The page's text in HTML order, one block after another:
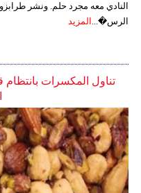
النادي معه مجرد حلم. ونشر
الرس�... المزيد
تناول المكسرات